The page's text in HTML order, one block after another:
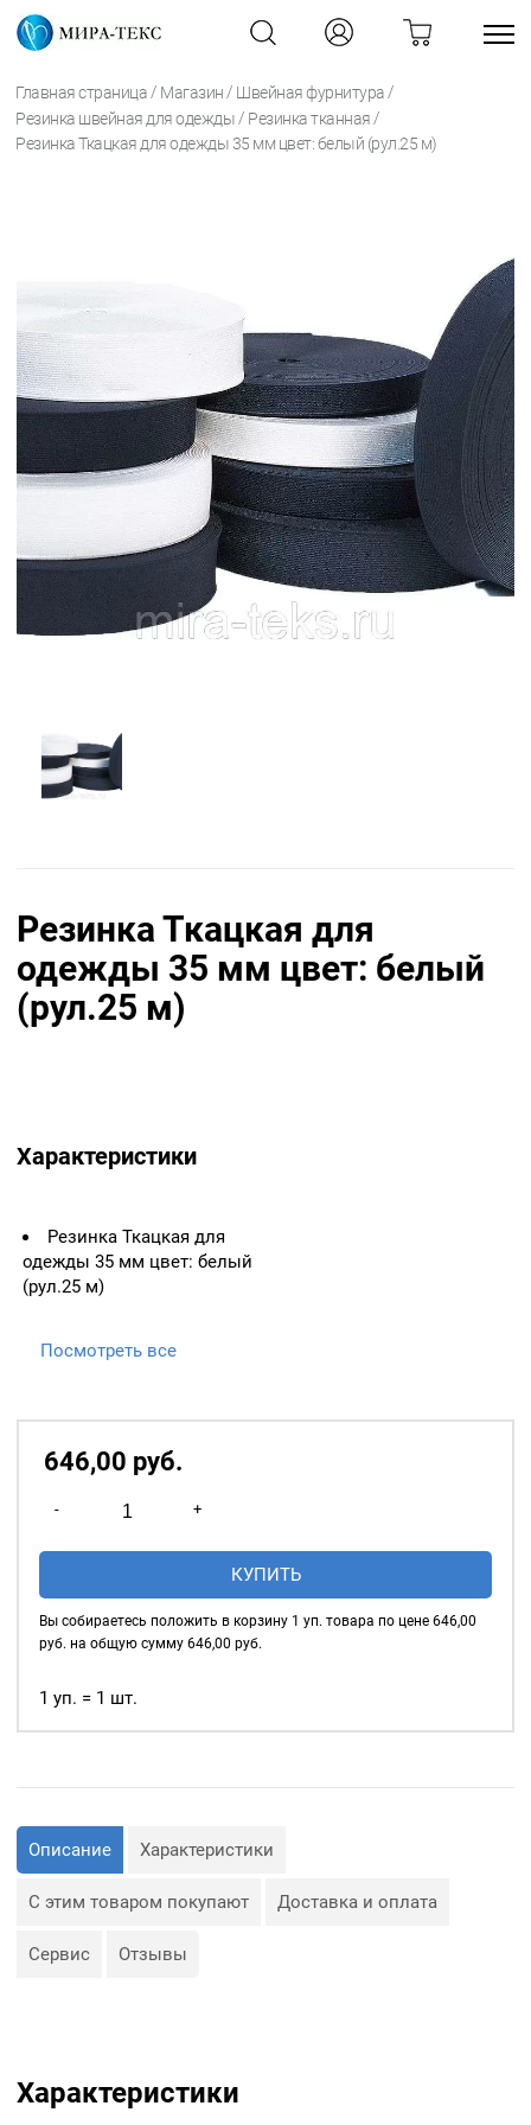
Главная страница / Магазин / Швейная фурнитура /
Резинка швейная для одежды / Резинка тканная /
Резинка Ткацкая для одежды 35 мм цвет: белый (рул.25 м)
Резинка Ткацкая для
одежды 35 мм цвет: белый
(рул.25 м)
Характеристики
Резинка Ткацкая для
одежды 35 мм цвет: белый
(рул.25 м)
Посмотреть все
646,00 руб.
-
товара
Резинка
одежды
мм
+
КУПИТЬ
Вы собираетесь положить в корзину 1 уп. товара по цене 646,00
руб. на общую сумму 646,00 руб.
1 уп. = 1 шт.
Описание Характеристики
С этим товаром покупают Доставка и оплата
Сервис Отзывы
Характеристики